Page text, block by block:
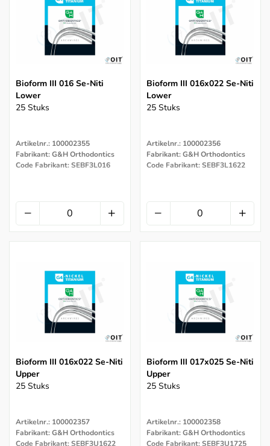
Bioform III 016 Se-Niti
Lower
25 Stuks
Artikelnr.: 100002355
Fabrikant: G&H Orthodontics
Code Fabrikant: SEBF3L016
Bioform III 016x022 Se-Niti
Lower
25 Stuks
Artikelnr.: 100002356
Fabrikant: G&H Orthodontics
Code Fabrikant: SEBF3L1622
Bioform III 016x022 Se-Niti
Upper
25 Stuks
Artikelnr.: 100002357
Fabrikant: G&H Orthodontics
Code Fabrikant: SEBF3U1622
Bioform III 017x025 Se-Niti
Upper
25 Stuks
Artikelnr.: 100002358
Fabrikant: G&H Orthodontics
Code Fabrikant: SEBF3U1725